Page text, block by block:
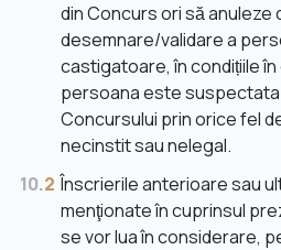
din Concurs ori să anuleze
desemnare/validare a
castigatoare, în condițiile
persoana este
Concursului prin orice fel
necinstit sau nelegal.
10.2 Înscrierile anterioare sau
menţionate în cuprinsul
se vor lua în considerare,